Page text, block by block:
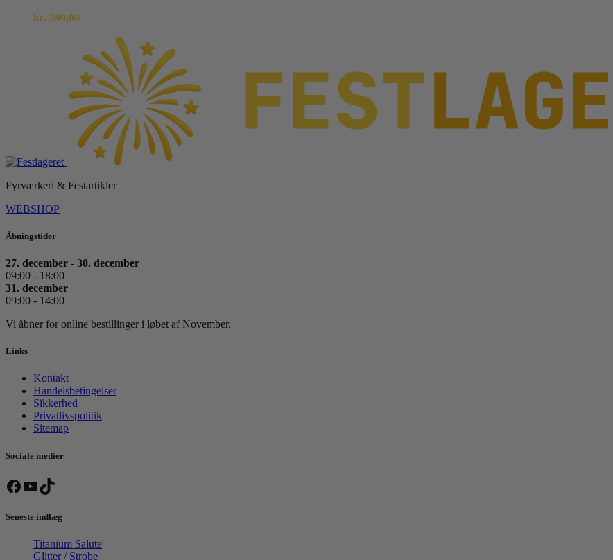
kr. 399,00
Fyrværkeri & Festartikler
WEBSHOP
Åbningstider
27. december - 30. december
09:00 - 18:00
31. december
09:00 - 14:00
Vi åbner for online bestillinger i løbet af November.
Links
Kontakt
Handelsbetingelser
Sikkerhed
Privatlivspolitik
Sitemap
Sociale medier
Facebook
YouTube
TikTok
Seneste indlæg
Titanium Salute
Glitter / Strobe